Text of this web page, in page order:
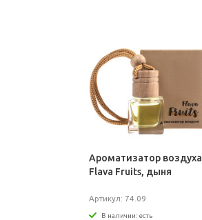
Ароматизатор воздуха
Flava Fruits, дыня
Артикул: 74.09
В наличии: есть